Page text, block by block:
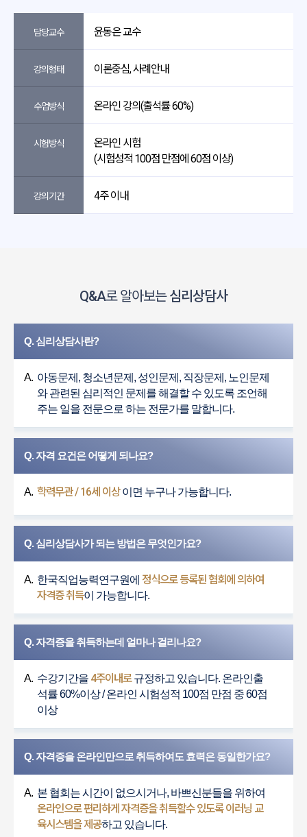
담당교수 윤동은 교수
강의형태 이론중심, 사례안내
수업방식 온라인 강의(출석률 60%)
시험방식
온라인 시험
(시험성적 100점 만점에 60점 이상)
강의기간 4주 이내
Q&A로 알아보는심리상담사
Q. 심리상담사란?
A. 아동문제, 청소년문제, 성인문제, 직장문제, 노인문제
와 관련된 심리적인 문제를 해결할 수 있도록 조언해
주는 일을 전문으로 하는 전문가를 말합니다.
Q. 자격 요건은 어떻게 되나요?
A. 학력무관 / 16세 이상이면 누구나 가능합니다.
Q. 심리상담사가 되는 방법은 무엇인가요?
A. 한국직업능력연구원에 정식으로 등록된 협회에 의하여
자격증 취득이 가능합니다.
Q. 자격증을 취득하는데 얼마나 걸리나요?
A. 수강기간을 4주이내로규정하고 있습니다. 온라인출
석률 60%이상 / 온라인 시험성적 100점 만점 중 60점
이상
Q. 자격증을 온라인만으로 취득하여도 효력은 동일한가요?
A. 본 협회는 시간이 없으시거나, 바쁘신분들을 위하여
온라인으로 편리하게 자격증을 취득할수 있도록 이러닝 교
육시스템을 제공하고 있습니다.